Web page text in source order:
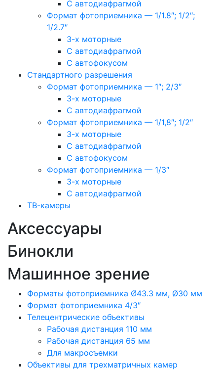
С автодиафрагмой
Формат фотоприемника — 1/1.8″; 1/2″;
1/2.7″
3-х моторные
С автодиафрагмой
С автофокусом
Стандартного разрешения
Формат фотоприемника — 1″; 2/3″
3-х моторные
С автодиафрагмой
Формат фотоприемника — 1/1,8″; 1/2″
3-х моторные
С автодиафрагмой
С автофокусом
Формат фотоприемника — 1/3″
3-х моторные
С автодиафрагмой
ТВ-камеры
Аксессуары
Бинокли
Машинное зрение
Форматы фотоприемника Ø43.3 мм, Ø30 мм
Формат фотоприемника 4/3″
Телецентрические объективы
Рабочая дистанция 110 мм
Рабочая дистанция 65 мм
Для макросъемки
Объективы для трехматричных камер